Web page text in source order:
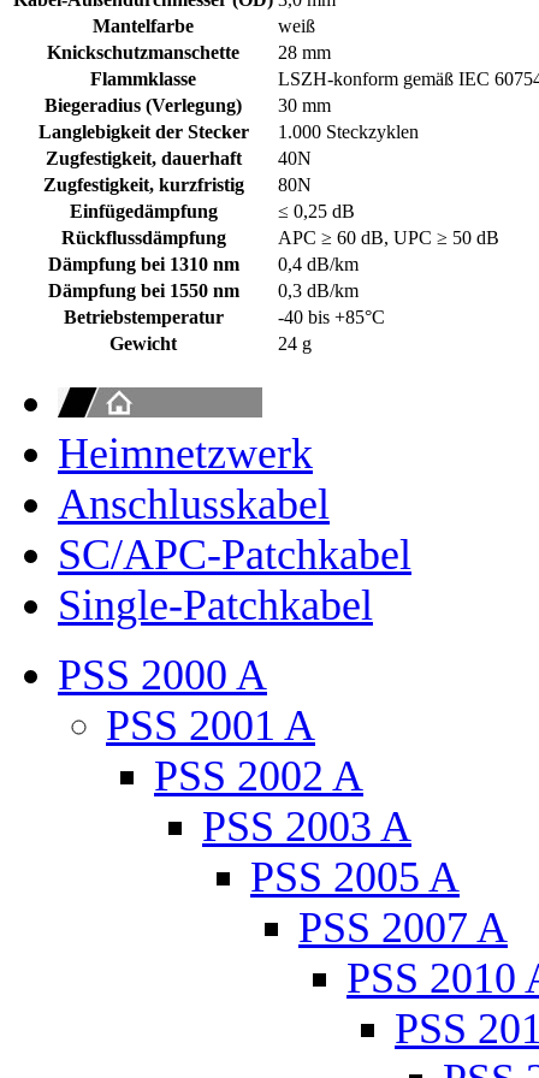
Mantelfarbe
weiß
Knickschutzmanschette
28 mm
Flammklasse
LSZH-konform gemäß IEC
Biegeradius (Verlegung)
30 mm
Langlebigkeit der Stecker
1.000 Steckzyklen
Zugfestigkeit, dauerhaft
40N
Zugfestigkeit, kurzfristig
80N
Einfügedämpfung
≤ 0,25 dB
Rückflussdämpfung
APC ≥ 60 dB, UPC ≥ 50 dB
Dämpfung bei 1310 nm
0,4 dB/km
Dämpfung bei 1550 nm
0,3 dB/km
Betriebstemperatur
-40 bis +85°C
Gewicht
24 g
Heimnetzwerk
Anschlusskabel
SC/APC-Patchkabel
Single-Patchkabel
PSS 2000 A
PSS 2001 A
PSS 2002 A
PSS 2003 A
PSS 2005 A
PSS 2007 A
PSS 2010
PSS